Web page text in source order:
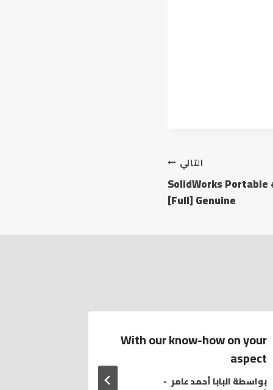
التالي
SolidWorks
[Full] Genuine
With our know-how on your
aspect
بواسطةالبابا أحمد عامر